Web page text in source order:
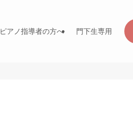
ピアノ指導者の方へ 門下生専用